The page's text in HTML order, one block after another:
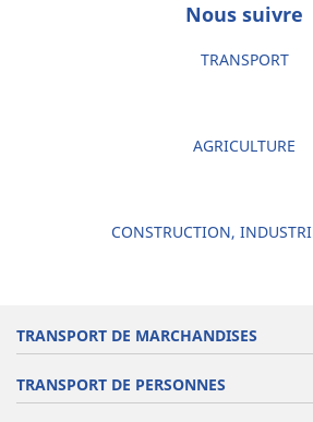
Nous suivre
TRANSPORT
AGRICULTURE
CONSTRUCTION,
TRANSPORT DE MARCHANDISES
TRANSPORT DE PERSONNES